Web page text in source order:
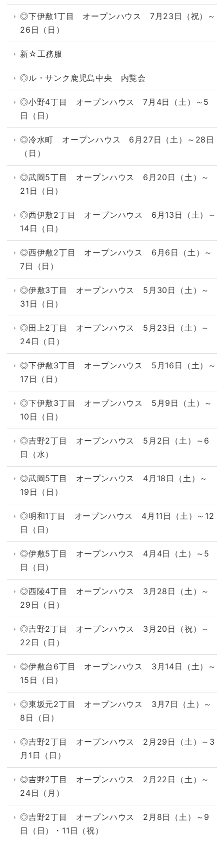
◎下伊敷1丁目 オープンハウス 7月23日（祝）～
26日（日）
新☆工務服
◎ル・サンク鹿児島中央 内覧会
◎小野4丁目 オープンハウス 7月4日（土）～5
日（日）
◎冷水町 オープンハウス 6月27日（土）～28日
（日）
◎武岡5丁目 オープンハウス 6月20日（土）～
21日（日）
◎西伊敷2丁目 オープンハウス 6月13日（土）～
14日（日）
◎西伊敷2丁目 オープンハウス 6月6日（土）～
7日（日）
◎伊敷3丁目 オープンハウス 5月30日（土）～
31日（日）
◎田上2丁目 オープンハウス 5月23日（土）～
24日（日）
◎下伊敷3丁目 オープンハウス 5月16日（土）～
17日（日）
◎下伊敷3丁目 オープンハウス 5月9日（土）～
10日（日）
◎吉野2丁目 オープンハウス 5月2日（土）～6
日（水）
◎武岡5丁目 オープンハウス 4月18日（土）～
19日（日）
◎明和1丁目 オープンハウス 4月11日（土）～12
日（日）
◎伊敷5丁目 オープンハウス 4月4日（土）～5
日（日）
◎西陵4丁目 オープンハウス 3月28日（土）～
29日（日）
◎吉野2丁目 オープンハウス 3月20日（祝）～
22日（日）
◎伊敷台6丁目 オープンハウス 3月14日（土）～
15日（日）
◎東坂元2丁目 オープンハウス 3月7日（土）～
8日（日）
◎吉野2丁目 オープンハウス 2月29日（土）～3
月1日（日）
◎吉野2丁目 オープンハウス 2月22日（土）～
24日（月）
◎吉野2丁目 オープンハウス 2月8日（土）～9
日（日）・11日（祝）